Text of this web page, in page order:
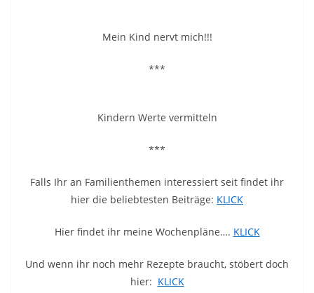
Mein Kind nervt mich!!!
***
Kindern Werte vermitteln
***
Falls Ihr an Familienthemen interessiert seit findet ihr
hier die beliebtesten Beiträge: KLICK
Hier findet ihr meine Wochenpläne…. KLICK
Und wenn ihr noch mehr Rezepte braucht, stöbert doch
hier: KLICK